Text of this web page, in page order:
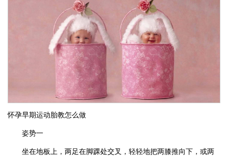
怀孕早期运动胎教怎么做
姿势一
坐在地板上，两足在脚踝处交叉，轻轻地把两膝推向下，或两